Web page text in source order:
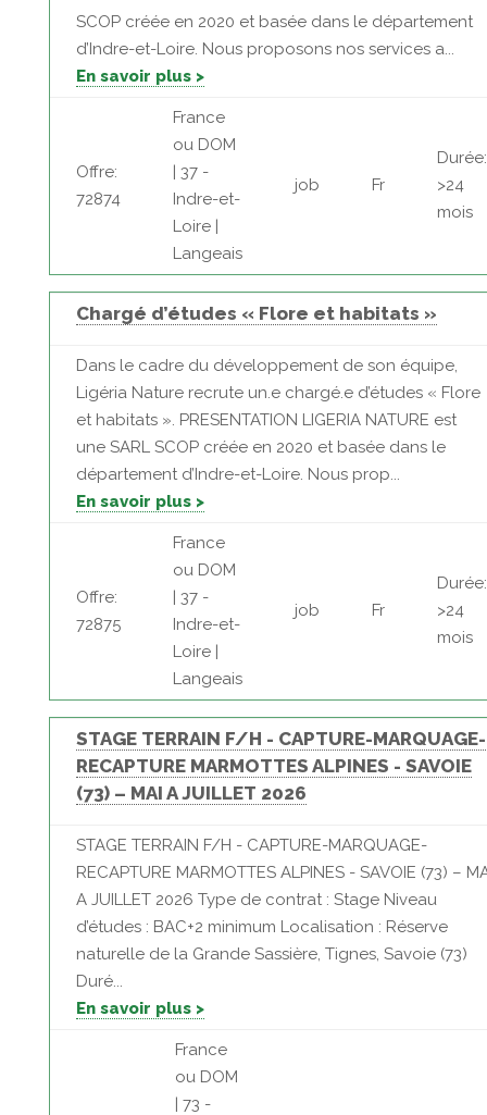
SCOP créée en 2020 et basée dans le département
d’Indre-et-Loire. Nous proposons nos services a...
En savoir plus >
Offre:
72874
France
ou DOM
| 37 -
Indre-et-
Loire |
Langeais
job Fr
Durée:
>24
mois
Chargé d’études « Flore et habitats »
Dans le cadre du développement de son équipe,
Ligéria Nature recrute un.e chargé.e d’études « Flore
et habitats ». PRESENTATION LIGERIA NATURE est
une SARL SCOP créée en 2020 et basée dans le
département d’Indre-et-Loire. Nous prop...
En savoir plus >
Offre:
72875
France
ou DOM
| 37 -
Indre-et-
Loire |
Langeais
job Fr
Durée:
>24
mois
STAGE TERRAIN F/H - CAPTURE-MARQUAGE-
RECAPTURE MARMOTTES ALPINES - SAVOIE
(73) – MAI A JUILLET 2026
STAGE TERRAIN F/H - CAPTURE-MARQUAGE-
RECAPTURE MARMOTTES ALPINES - SAVOIE (73) –
A JUILLET 2026 Type de contrat : Stage Niveau
d’études : BAC+2 minimum Localisation : Réserve
naturelle de la Grande Sassière, Tignes, Savoie (73)
Duré...
En savoir plus >
France
ou DOM
| 73 -